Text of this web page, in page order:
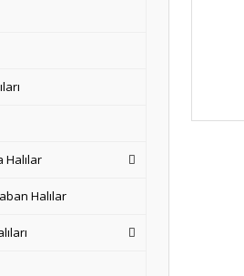
Halılar
Halılar